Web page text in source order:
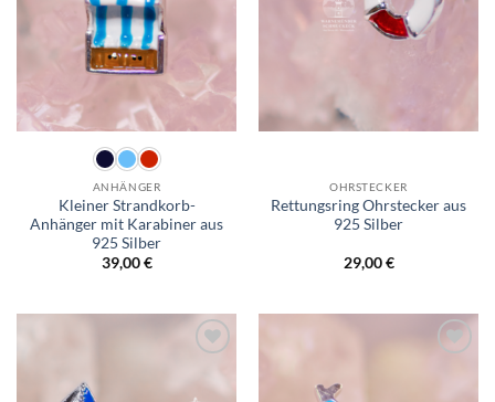
ANHÄNGER
Kleiner Strandkorb-
Anhänger mit Karabiner aus
925 Silber
39,00€
OHRSTECKER
Rettungsring Ohrstecker aus
925 Silber
29,00€